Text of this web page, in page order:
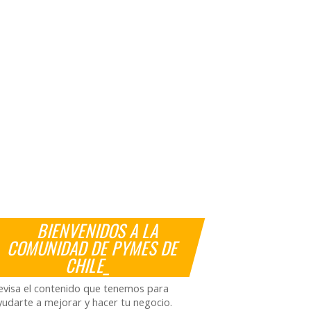
BIENVENIDOS A LA
COMUNIDAD DE PYMES DE
CHILE_
el contenido que tenemos para
a mejorar y hacer tu negocio.